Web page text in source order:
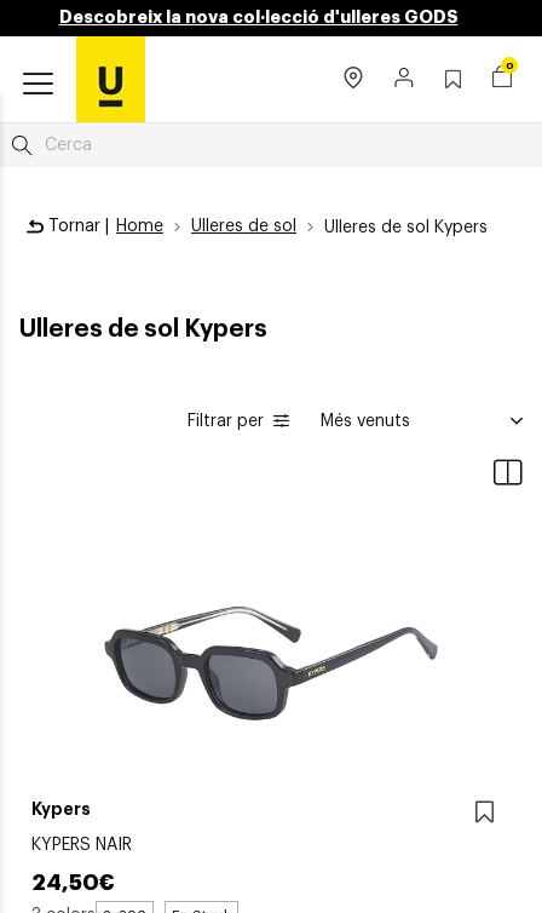
Descobreix la nova col·lecció d'ulleres GODS
0
Tornar | Home Ulleres de sol Ulleres de sol Kypers
Ulleres de sol Kypers
Filtrar per
Kypers
KYPERS NAIR
24,50€